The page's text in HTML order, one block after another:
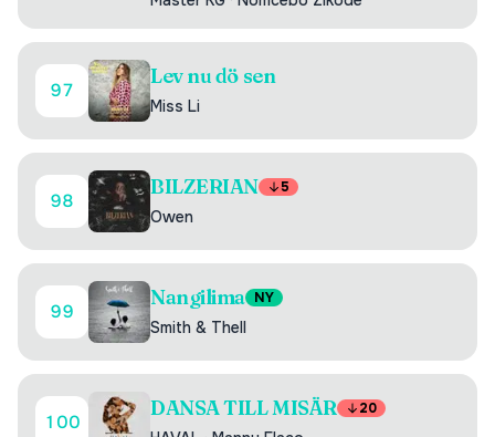
97
Lev nu dö sen
Miss Li
98
BILZERIAN 5
Owen
99
Nangilima NY
Smith & Thell
100
DANSA TILL MISÄR 20